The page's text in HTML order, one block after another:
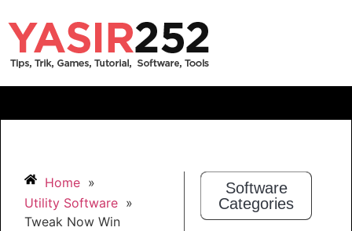
Home »
Utility Software »
Tweak Now Win
Software
Categories